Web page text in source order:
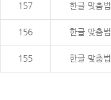
157 한글 맞춤법
156 한글 맞춤법
155 한글 맞춤법